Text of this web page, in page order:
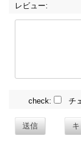
レビュー:
check: チ
送信